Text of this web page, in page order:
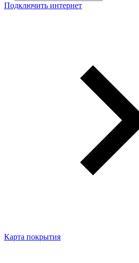
Подключить интернет
Карта покрытия